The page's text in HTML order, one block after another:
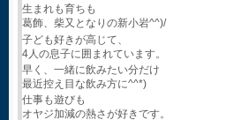
生まれも育ちも
葛飾、柴又となりの新小岩^^)/
子ども好きが高じて、
4人の息子に囲まれています。
早く、一緒に飲みたい分だけ
最近控え目な飲み方に^^*)
仕事も遊びも
オヤジ加減の熱さが好きです。